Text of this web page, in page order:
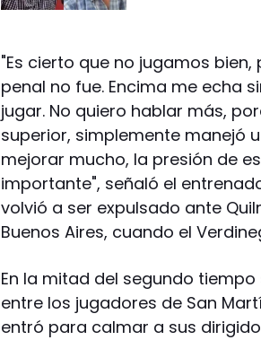
"Es cierto que no jugamos
penal no fue. Encima me echa
jugar. No quiero hablar más,
superior, simplemente manejó
mejorar mucho, la presión de
importante", señaló el
volvió a ser expulsado ante
Buenos Aires, cuando el
En la mitad del segundo
entre los jugadores de San
entró para calmar a sus